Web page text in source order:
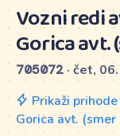
Vozni redi
Gorica avt.
705072 · čet,
Prikaži
Gorica avt.